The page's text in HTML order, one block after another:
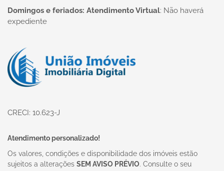
Domingos e feriados: Atendimento Virtual: Não haverá
expediente
Página inicial
CRECI: 10.623-J
Atendimento personalizado!
Os valores, condições e disponibilidade dos imóveis estão
sujeitos a alterações SEM AVISO PRÉVIO. Consulte o seu